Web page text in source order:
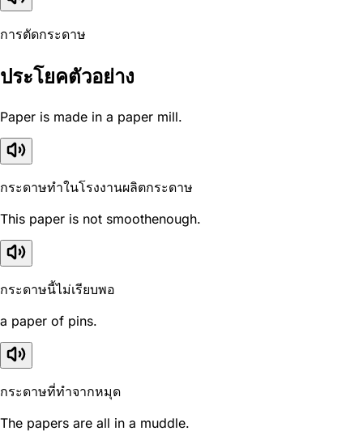
การตัดกระดาษ
ประโยคตัวอย่าง
Paper is made in a paper mill.
กระดาษทำในโรงงานผลิตกระดาษ
This paper is not smoothenough.
กระดาษนี้ไม่เรียบพอ
a paper of pins.
กระดาษที่ทำจากหมุด
The papers are all in a muddle.